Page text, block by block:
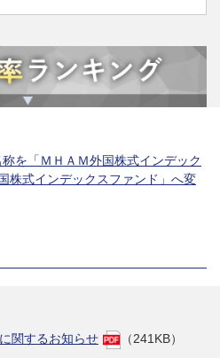
を「ＭＨＡＭ外国株式インデック
株式インデックスファンド」へ変
関するお知らせ
（241KB）